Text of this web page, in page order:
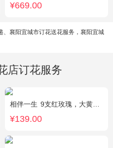
¥669.00
、襄阳宜城市订花送花服务，襄阳宜城
店订花服务
相伴一生 9支红玫瑰，大黄莺.满天星搭配。
¥139.00